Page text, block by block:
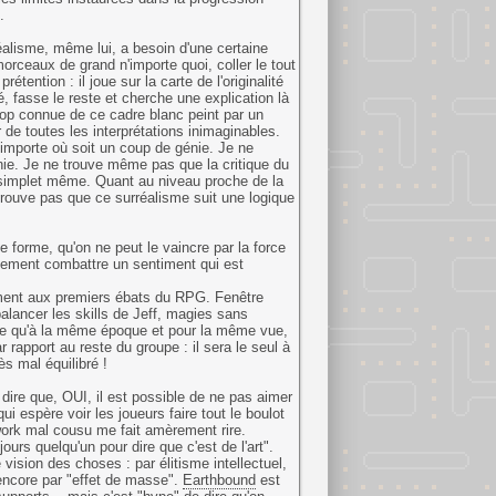
même lui, a besoin d'une certaine
de grand n'importe quoi, coller le tout
: il joue sur la carte de l'originalité
fasse le reste et cherche une explication là
connue de ce cadre blanc peint par un
toutes les interprétations inimaginables.
où soit un coup de génie. Je ne
Je ne trouve même pas que la critique du
même. Quant au niveau proche de la
pas que ce surréalisme suit une logique
forme, qu'on ne peut le vaincre par la force
combattre un sentiment qui est
aux premiers ébats du RPG. Fenêtre
les skills de Jeff, magies sans
qu'à la même époque et pour la même vue,
au reste du groupe : il sera le seul à
mal équilibré !
que, OUI, il est possible de ne pas aimer
espère voir les joueurs faire tout le boulot
mal cousu me fait amèrement rire.
quelqu'un pour dire que c'est de l'art".
des choses : par élitisme intellectuel,
par "effet de masse". Earthbound est